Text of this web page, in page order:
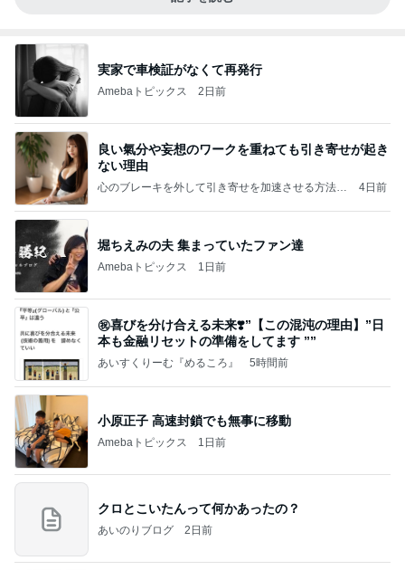
実家で車検証がなくて再発行
Amebaトピックス 2日前
良い氣分や妄想のワークを重ねても引き寄せが起き
ない理由
心のブレーキを外して引き寄せを加速させる方法：
4日前
堀ちえみの夫 集まっていたファン達
Amebaトピックス 1日前
㊗️喜びを分け合える未来❣️”【この混沌の理由】”⽇
本も⾦融リセットの準備をしてます ””
あいすくりーむ『めるころ』 5時間前
小原正子 高速封鎖でも無事に移動
Amebaトピックス 1日前
クロとこいたんって何かあったの？
あいのりブログ 2日前